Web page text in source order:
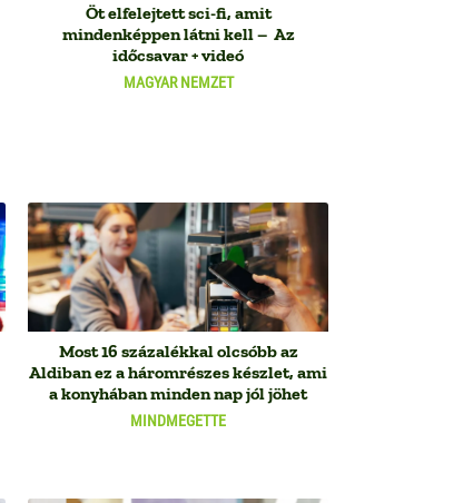
MAGYAR NEMZET
Öt elfelejtett sci-fi, amit
mindenképpen látni kell – Az
időcsavar + videó
MINDMEGETTE
Most 16 százalékkal olcsóbb az
Aldiban ez a háromrészes készlet, ami
a konyhában minden nap jól jöhet